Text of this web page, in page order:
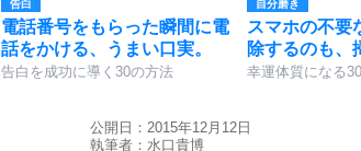
告白
電話番号をもらった瞬間に電
話をかける、うまい口実。
告白を成功に導く30の方法
自分磨き
スマホの不要
除するのも、
幸運体質になる
公開日：2015年12月12日
執筆者： 水口貴博